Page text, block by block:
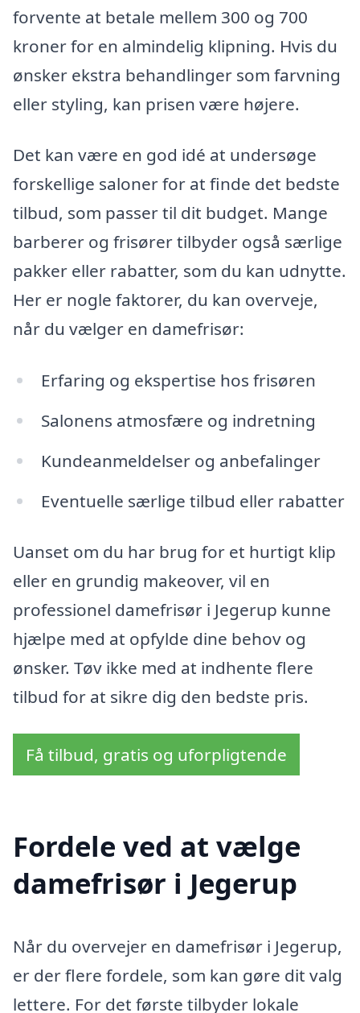
forvente at betale mellem 300 og 700
kroner for en almindelig klipning. Hvis du
ønsker ekstra behandlinger som farvning
eller styling, kan prisen være højere.
Det kan være en god idé at undersøge
forskellige saloner for at finde det bedste
tilbud, som passer til dit budget. Mange
barberer og frisører tilbyder også særlige
pakker eller rabatter, som du kan udnytte.
Her er nogle faktorer, du kan overveje,
når du vælger en damefrisør:
Erfaring og ekspertise hos frisøren
Salonens atmosfære og indretning
Kundeanmeldelser og anbefalinger
Eventuelle særlige tilbud eller rabatter
Uanset om du har brug for et hurtigt klip
eller en grundig makeover, vil en
professionel damefrisør i Jegerup kunne
hjælpe med at opfylde dine behov og
ønsker. Tøv ikke med at indhente flere
tilbud for at sikre dig den bedste pris.
Få tilbud, gratis og uforpligtende
Fordele ved at vælge
damefrisør i Jegerup
Når du overvejer en damefrisør i Jegerup,
er der flere fordele, som kan gøre dit valg
lettere. For det første tilbyder lokale